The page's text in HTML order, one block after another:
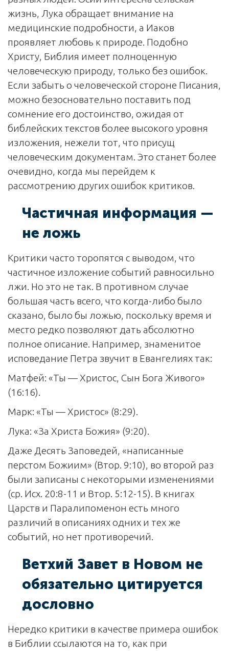
жизнь, Лука обращает внимание на
медицинские подробности, а Иаков
проявляет любовь к природе. Подобно
Христу, Библия имеет полноценную
человеческую природу, только без ошибок.
Если забыть о человеческой стороне Писания,
можно безосновательно поставить под
сомнение его достоинство, ожидая от
библейских текстов более высокого уровня
изложения, нежели тот, что присущ
человеческим документам. Это станет более
очевидно, когда мы перейдем к
рассмотрению других ошибок критиков.
Частичная информация —
не ложь
Критики часто торопятся с выводом, что
частичное изложение событий равносильно
лжи. Но это не так. В противном случае
большая часть всего, что когда-либо было
сказано, было бы ложью, поскольку время и
место редко позволяют дать абсолютно
полное описание. Например, знаменитое
исповедание Петра звучит в Евангелиях так:
Матфей: «Ты — Христос, Сын Бога Живого»
(16:16).
Марк: «Ты — Христос» (8:29).
Лука: «За Христа Божия» (9:20).
Даже Десять Заповедей, «написанные
перстом Божиим» (Втор. 9:10), во второй раз
были записаны с некоторыми изменениями
(ср. Исх. 20:8-11 и Втор. 5:12-15). В книгах
Царств и Паралипоменон есть много
различий в описаниях одних и тех же
событий, но нет противоречий.
Ветхий Завет в Новом не
обязательно цитируется
дословно
Нередко критики в качестве примера ошибок
в Библии ссылаются на то, как при